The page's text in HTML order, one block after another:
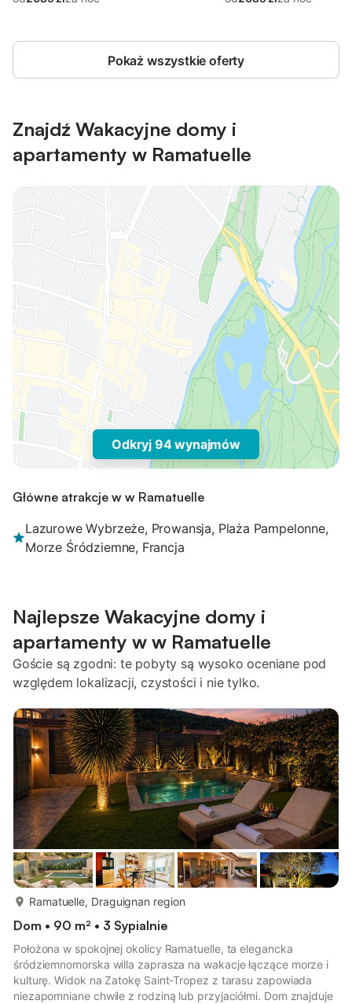
Pokaż wszystkie oferty
Znajdź Wakacyjne domy i
apartamenty w Ramatuelle
Odkryj 94 wynajmów
Główne atrakcje w w Ramatuelle
Lazurowe Wybrzeże, Prowansja, Plaża Pampelonne,
Morze Śródziemne, Francja
Najlepsze Wakacyjne domy i
apartamenty w w Ramatuelle
Goście są zgodni: te pobyty są wysoko oceniane pod
względem lokalizacji, czystości i nie tylko.
Ramatuelle, Draguignan region
Dom • 90 m² • 3 Sypialnie
Położona w spokojnej okolicy Ramatuelle, ta elegancka
śródziemnomorska willa zaprasza na wakacje łączące morze i
kulturę. Widok na Zatokę Saint-Tropez z tarasu zapowiada
niezapomniane chwile z rodziną lub przyjaciółmi. Dom znajduje